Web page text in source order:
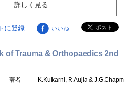
詳しく見る
に登録 いいね
of Trauma & Orthopaedics 2nd
著者
：K.Kulkarni, R.Aujla & J.G.Chapm